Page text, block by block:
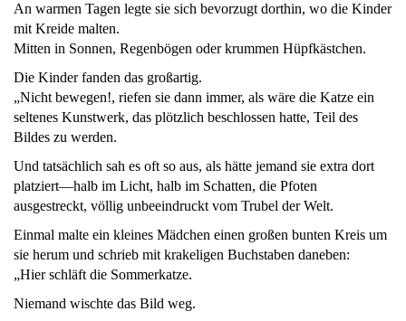
An warmen Tagen legte sie sich bevorzugt dorthin, wo die Kinder
mit Kreide malten.
Mitten in Sonnen, Regenbögen oder krummen Hüpfkästchen.
Die Kinder fanden das großartig.
„Nicht bewegen!, riefen sie dann immer, als wäre die Katze ein
seltenes Kunstwerk, das plötzlich beschlossen hatte, Teil des
Bildes zu werden.
Und tatsächlich sah es oft so aus, als hätte jemand sie extra dort
platziert—halb im Licht, halb im Schatten, die Pfoten
ausgestreckt, völlig unbeeindruckt vom Trubel der Welt.
Einmal malte ein kleines Mädchen einen großen bunten Kreis um
sie herum und schrieb mit krakeligen Buchstaben daneben:
„Hier schläft die Sommerkatze.
Niemand wischte das Bild weg.